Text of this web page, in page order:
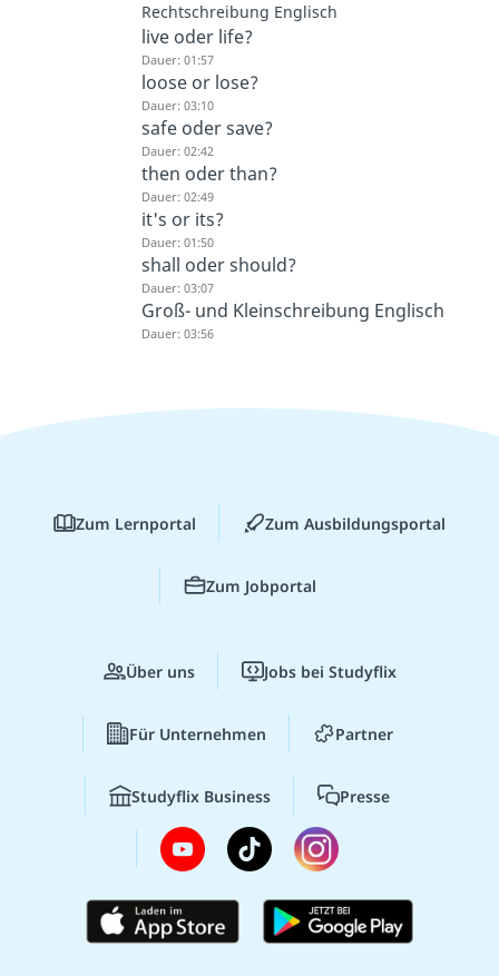
Rechtschreibung Englisch
live oder life?
Dauer: 01:57
loose or lose?
Dauer: 03:10
safe oder save?
Dauer: 02:42
then oder than?
Dauer: 02:49
it's or its?
Dauer: 01:50
shall oder should?
Dauer: 03:07
Groß- und Kleinschreibung Englisch
Dauer: 03:56
Zum Lernportal Zum Ausbildungsportal
Zum Jobportal
Über uns Jobs bei Studyflix
Für Unternehmen Partner
Studyflix Business Presse